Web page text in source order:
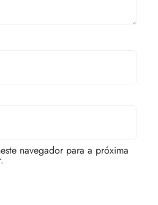
navegador para a próxima